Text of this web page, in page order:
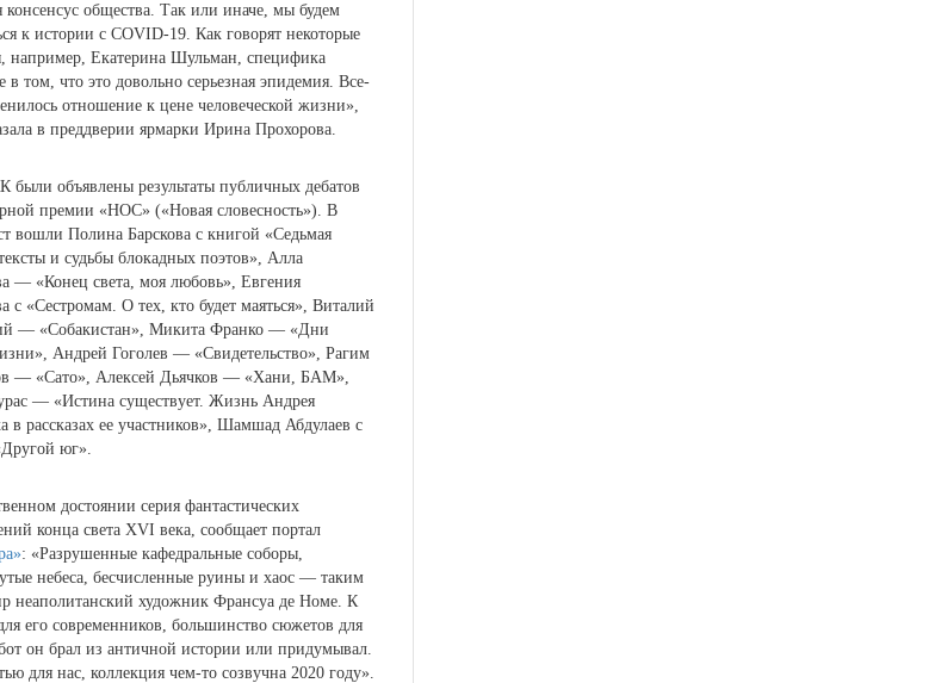
консенсус общества. Так или иначе, мы будем
к истории с COVID-19. Как говорят некоторые
например, Екатерина Шульман, специфика
в том, что это довольно серьезная эпидемия. Все-
отношение к цене человеческой жизни»,
в преддверии ярмарки Ирина Прохорова.
были объявлены результаты публичных дебатов
премии «НОС» («Новая словесность»). В
вошли Полина Барскова с книгой «Седьмая
и судьбы блокадных поэтов», Алла
— «Конец света, моя любовь», Евгения
с «Сестромам. О тех, кто будет маяться», Виталий
— «Собакистан», Микита Франко — «Дни
Андрей Гоголев — «Свидетельство», Рагим
— «Сато», Алексей Дьячков — «Хани, БАМ»,
— «Истина существует. Жизнь Андрея
в рассказах ее участников», Шамшад Абдулаев с
юг».
достоянии серия фантастических
конца света XVI века, сообщает портал
: «Разрушенные кафедральные соборы,
небеса, бесчисленные руины и хаос — таким
неаполитанский художник Франсуа де Номе. К
его современников, большинство сюжетов для
он брал из античной истории или придумывал.
для нас, коллекция чем-то созвучна 2020 году».